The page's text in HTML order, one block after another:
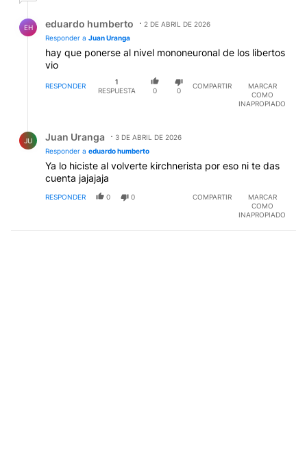
EH eduardo humberto
2 DE ABRIL DE 2026
Responder a Juan Uranga
hay que ponerse al nivel mononeuronal de los libertos
vio
RESPONDER
1
RESPUESTA
0 0
COMPARTIR
MARCAR
COMO
INAPROPIADO
JU Juan Uranga
3 DE ABRIL DE 2026
Responder a eduardo humberto
Ya lo hiciste al volverte kirchnerista por eso ni te das
cuenta jajajaja
RESPONDER 0 0 COMPARTIR
MARCAR
COMO
INAPROPIADO